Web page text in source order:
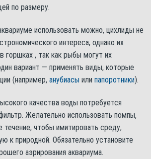
по размеру.
использовать можно, цихлиды не
интереса, однако их
горшках , так как рыбы могут их
вариант — применять виды, которые
(например, анубиасы или папоротники).
качества воды потребуется
Желательно использовать помпы,
чтобы имитировать среду,
к природной. Обязательно установите
аэрирования аквариума.